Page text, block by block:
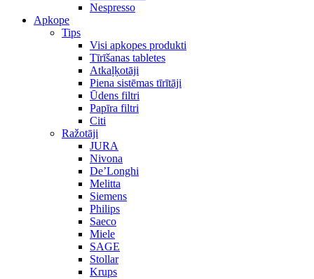
Nespresso
Apkope
Tips
Visi apkopes produkti
Tīrīšanas tabletes
Atkaļķotāji
Piena sistēmas tīrītāji
Ūdens filtri
Papīra filtri
Citi
Ražotāji
JURA
Nivona
De’Longhi
Melitta
Siemens
Philips
Saeco
Miele
SAGE
Stollar
Krups